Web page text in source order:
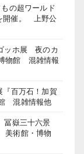
の超ワールド
開催。 上野公
ッホ展 夜のカ
物館 混雑情報
『百万石！加賀
混雑情報他
冨嶽三十六景
術館・博物